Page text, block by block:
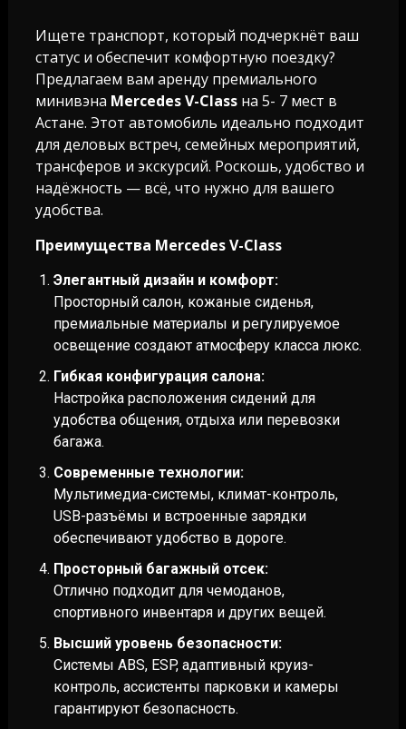
Ищете транспорт, который подчеркнёт ваш
статус и обеспечит комфортную поездку?
Предлагаем вам аренду премиального
минивэна Mercedes V-Classна 5- 7 мест в
Астане. Этот автомобиль идеально подходит
для деловых встреч, семейных мероприятий,
трансферов и экскурсий. Роскошь, удобство и
надёжность — всё, что нужно для вашего
удобства.
Преимущества Mercedes V-Class
Элегантный дизайн и комфорт:
Просторный салон, кожаные сиденья,
премиальные материалы и регулируемое
освещение создают атмосферу класса люкс.
Гибкая конфигурация салона:
Настройка расположения сидений для
удобства общения, отдыха или перевозки
багажа.
Современные технологии:
Мультимедиа-системы, климат-контроль,
USB-разъёмы и встроенные зарядки
обеспечивают удобство в дороге.
Просторный багажный отсек:
Отлично подходит для чемоданов,
спортивного инвентаря и других вещей.
Высший уровень безопасности:
Системы ABS, ESP, адаптивный круиз-
контроль, ассистенты парковки и камеры
гарантируют безопасность.